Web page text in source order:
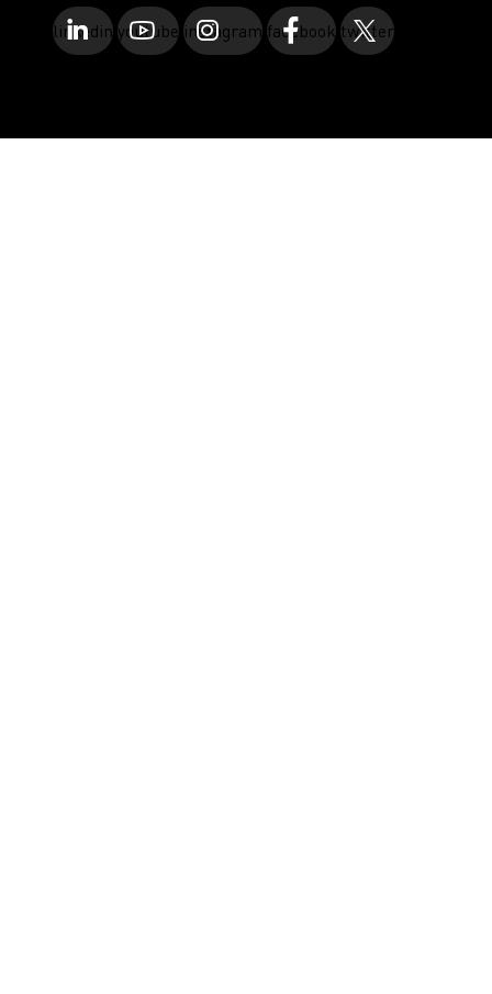
linkedinyoutubeinstagramfacebooktwitter